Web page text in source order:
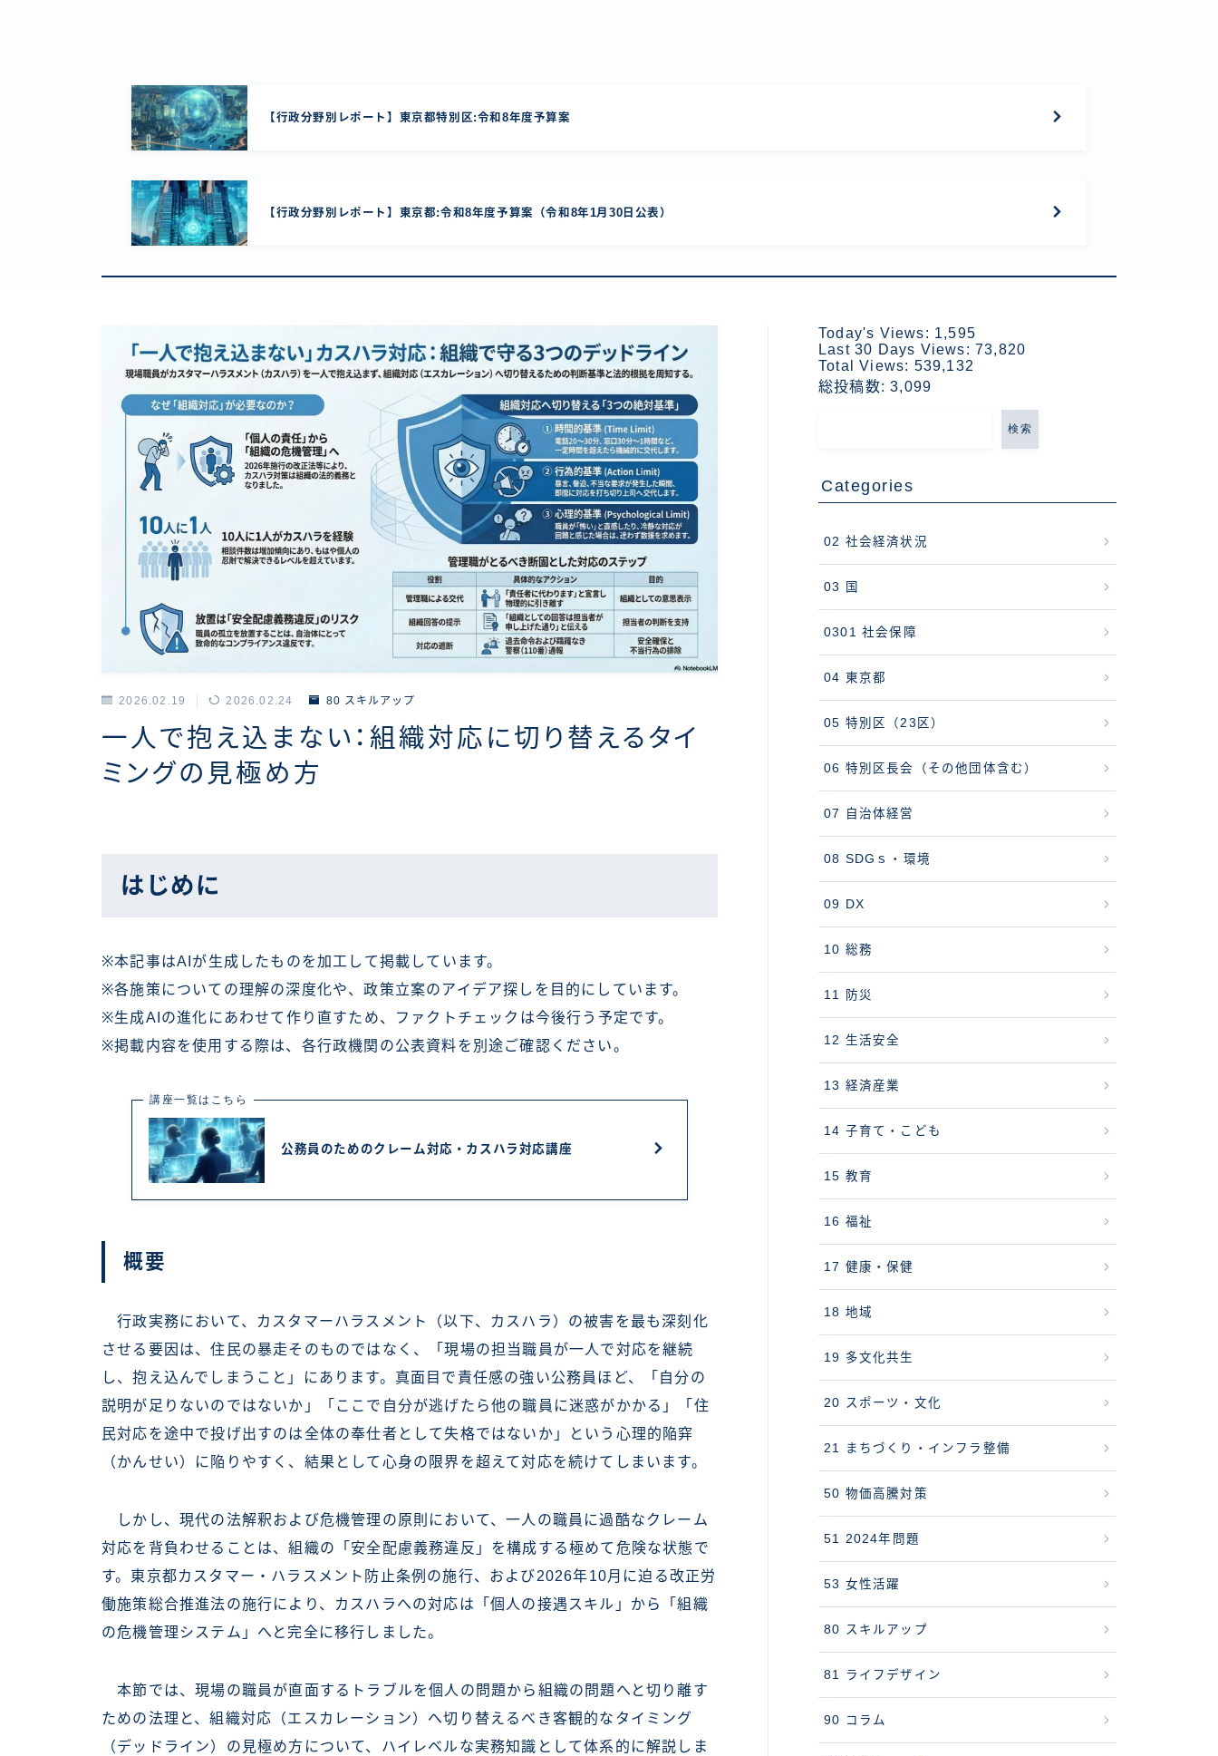
【行政分野別レポート】東京都特別区:令和8年度予算案
【行政分野別レポート】東京都:令和8年度予算案（令和8年1月30日公表）
2026.02.19 2026.02.24 80 スキルアップ
一人で抱え込まない：組織対応に切り替えるタイ
ミングの見極め方
はじめに
※本記事はAIが生成したものを加工して掲載しています。
※各施策についての理解の深度化や、政策立案のアイデア探しを目的にしています。
※生成AIの進化にあわせて作り直すため、ファクトチェックは今後行う予定です。
※掲載内容を使用する際は、各行政機関の公表資料を別途ご確認ください。
講座一覧はこちら
公務員のためのクレーム対応・カスハラ対応講座
概要
行政実務において、カスタマーハラスメント（以下、カスハラ）の被害を最も深刻化
させる要因は、住民の暴走そのものではなく、「現場の担当職員が一人で対応を継続
し、抱え込んでしまうこと」にあります。真面目で責任感の強い公務員ほど、「自分の
説明が足りないのではないか」「ここで自分が逃げたら他の職員に迷惑がかかる」「住
民対応を途中で投げ出すのは全体の奉仕者として失格ではないか」という心理的陥穽
（かんせい）に陥りやすく、結果として心身の限界を超えて対応を続けてしまいます。
しかし、現代の法解釈および危機管理の原則において、一人の職員に過酷なクレーム
対応を背負わせることは、組織の「安全配慮義務違反」を構成する極めて危険な状態で
す。東京都カスタマー・ハラスメント防止条例の施行、および2026年10月に迫る改正労
働施策総合推進法の施行により、カスハラへの対応は「個人の接遇スキル」から「組織
の危機管理システム」へと完全に移行しました。
本節では、現場の職員が直面するトラブルを個人の問題から組織の問題へと切り離す
ための法理と、組織対応（エスカレーション）へ切り替えるべき客観的なタイミング
（デッドライン）の見極め方について、ハイレベルな実務知識として体系的に解説しま
Today's Views: 1,595
Last 30 Days Views: 73,820
Total Views: 539,132
総投稿数:3,099
検索
Categories
02 社会経済状況
03 国
0301 社会保障
04 東京都
05 特別区（23区）
06 特別区長会（その他団体含む）
07 自治体経営
08 SDGｓ・環境
09 DX
10 総務
11 防災
12 生活安全
13 経済産業
14 子育て・こども
15 教育
16 福祉
17 健康・保健
18 地域
19 多文化共生
20 スポーツ・文化
21 まちづくり・インフラ整備
50 物価高騰対策
51 2024年問題
53 女性活躍
80 スキルアップ
81 ライフデザイン
90 コラム